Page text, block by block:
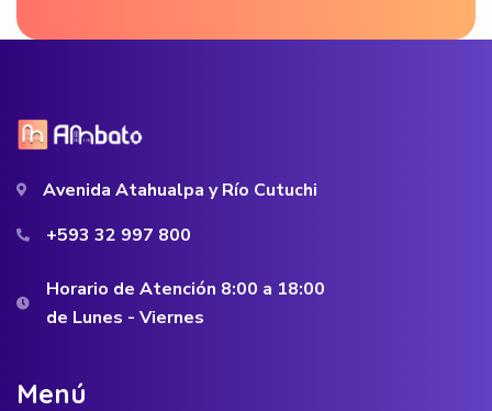
Avenida Atahualpa y Río Cutuchi
+593 32 997 800
Horario de Atención 8:00 a 18:00
de Lunes - Viernes
Menú